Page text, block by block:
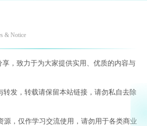
& Notice
享，致力于为大家提供实用、优质的内容与
转发，转载请保留本站链接，请勿私自去除
源，仅作学习交流使用，请勿用于各类商业